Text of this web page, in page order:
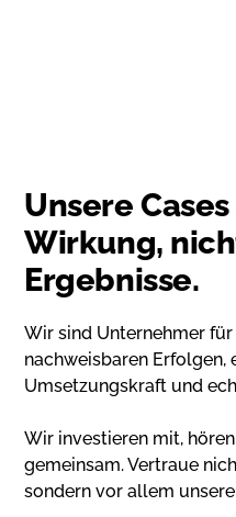
Unsere
Wirkung,
Ergebnisse.
Wir sind Unternehmer
nachweisbaren Erfolgen,
Umsetzungskraft und
Wir investieren mit,
gemeinsam. Vertraue
sondern vor allem